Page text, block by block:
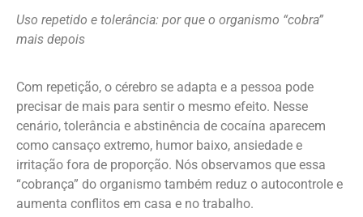
Uso repetido e tolerância: por que o organismo “cobra”
mais depois
Com repetição, o cérebro se adapta e a pessoa pode
precisar de mais para sentir o mesmo efeito. Nesse
cenário, tolerância e abstinência de cocaína aparecem
como cansaço extremo, humor baixo, ansiedade e
irritação fora de proporção. Nós observamos que essa
“cobrança” do organismo também reduz o autocontrole e
aumenta conflitos em casa e no trabalho.